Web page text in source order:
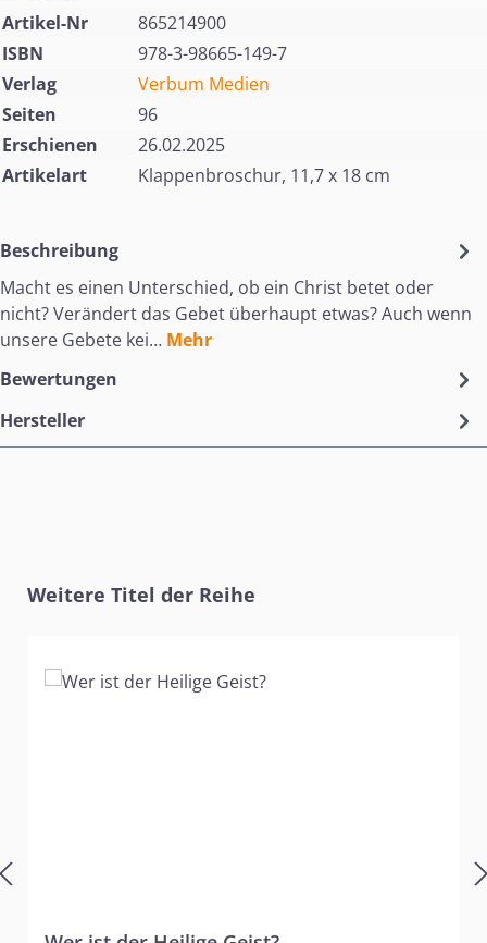
Artikel-Nr
865214900
ISBN
978-3-98665-149-7
Verlag
Verbum Medien
Seiten
96
Erschienen
26.02.2025
Artikelart
Klappenbroschur, 11,7 x 18 cm
Beschreibung
Macht es einen Unterschied, ob ein Christ betet oder
nicht? Verändert das Gebet überhaupt etwas? Auch wenn
unsere Gebete kei… Mehr
Bewertungen
Hersteller
Produktgalerie überspringen
Weitere Titel der Reihe